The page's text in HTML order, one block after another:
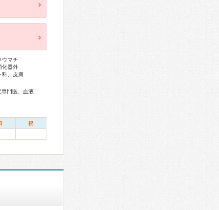
ウマチ
化器外
科、皮膚
祝